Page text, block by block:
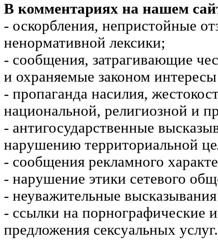
В комментариях на нашем
- оскорбления, непристойные
ненормативной лексики;
- сообщения, затрагивающие
и охраняемые законом
- пропаганда насилия,
национальной, религиозной и
- антигосударственные
нарушению территориальной
- сообщения рекламного
- нарушение этики сетевого
- неуважительные
- ссылки на порнографические
предложения сексуальных услуг.